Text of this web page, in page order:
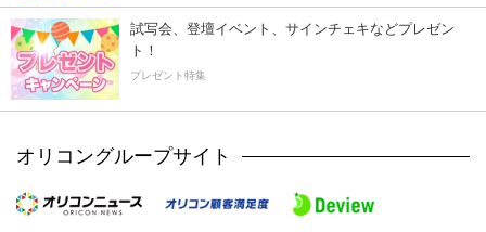
試写会、登壇イベント、サインチェキなどプレゼン
ト！
プレゼント特集
オリコングループサイト